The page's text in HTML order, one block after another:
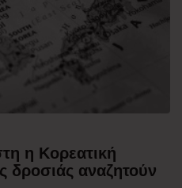
η Κορεατική
αναζητούν